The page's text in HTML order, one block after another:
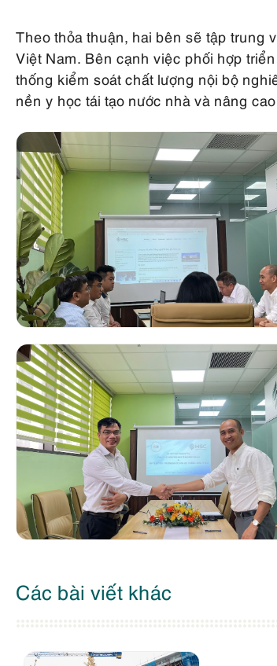
Theo thỏa thuận, hai bên sẽ tập trung
Việt Nam. Bên cạnh việc phối hợp
thống kiểm soát chất lượng nội bộ
nền y học tái tạo nước nhà và nâng
Các bài viết khác